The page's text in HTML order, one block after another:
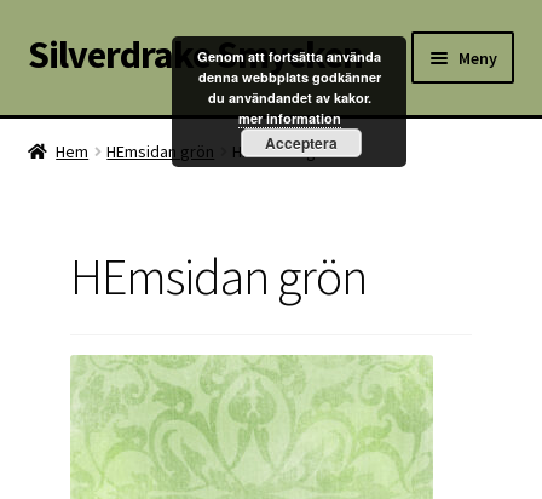
Hoppa
till
Hoppa
till
Silverdrake Smycken Meny
Hem
Kassan
Mitt konto
Hem HEmsidan grön HEmsidan grön
HEmsidan grön
Genom att fortsätta använda
denna webbplats godkänner
du användandet av kakor.
mer information
Acceptera